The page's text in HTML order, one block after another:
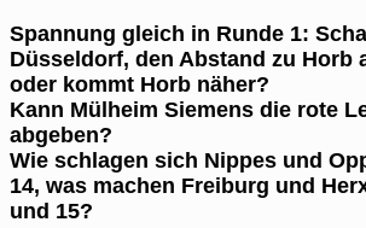
Spannung gleich in Runde 1:
Düsseldorf, den Abstand zu Horb
oder kommt Horb näher?
Kann Mülheim Siemens die rote
abgeben?
Wie schlagen sich Nippes und
14, was machen Freiburg und
und 15?